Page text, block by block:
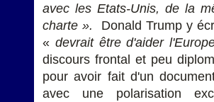
avec les Etats-Unis, de la
charte ». Donald Trump y
« devrait être d'aider
discours frontal et peu
pour avoir fait d'un
avec une polarisation